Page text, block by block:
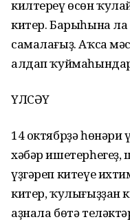
килтереү өсөн
китер. Барыһына ла
самалағыҙ. Аҡса
алдап
ҮЛСӘҮ
14 октябрҙә һөнәри
хәбәр ишетерһегеҙ,
үҙгәреп китеүе
китер, ҡулығыҙҙан
аҙнала бөтә